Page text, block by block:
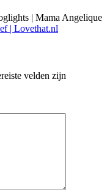
| Mama Angelique
| Lovethat.nl
velden zijn